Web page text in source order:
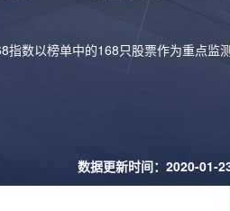
数以榜单中的168只股票作为重点监
数据更新时间：2020-01-